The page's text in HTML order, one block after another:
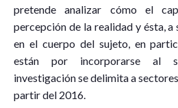
pretende analizar cómo el
percepción de la realidad y ésta, a
en el cuerpo del sujeto, en
están por incorporarse al
investigación se delimita a
partir del 2016.